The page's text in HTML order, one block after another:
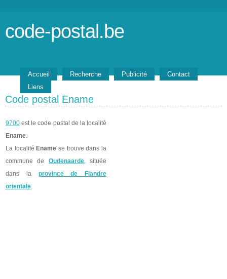
code-postal.be
Accueil Recherche Publicité
Contact
Liens
Code postal Ename
9700 est le code postal de la localité
Ename.
La localité Ename se trouve dans la
commune de Oudenaarde, située
dans la province de Flandre
orientale.